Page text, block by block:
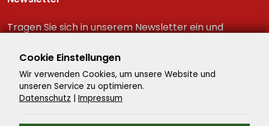
Tragen Sie sich in unserem Newsletter ein und
Reiseschnäppchen!
Cookie Einstellungen
Wir verwenden Cookies, um unsere Website und
unseren Service zu optimieren.
Datenschutz | Impressum